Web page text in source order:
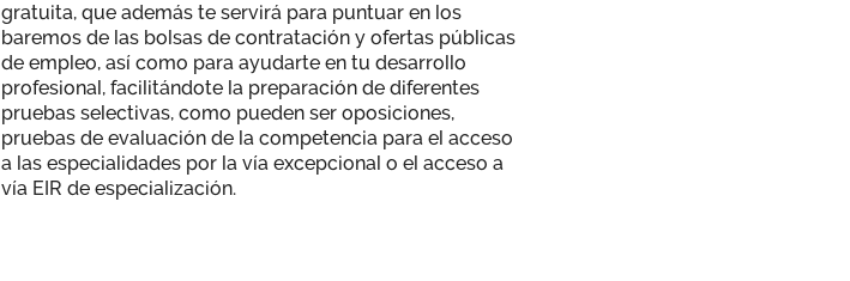
gratuita, que además te servirá para puntuar en los
baremos de las bolsas de contratación y ofertas públicas
de empleo, así como para ayudarte en tu desarrollo
profesional, facilitándote la preparación de diferentes
pruebas selectivas, como pueden ser oposiciones,
pruebas de evaluación de la competencia para el acceso
a las especialidades por la vía excepcional o el acceso a
vía EIR de especialización.